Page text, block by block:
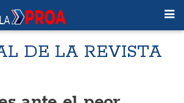
DE LA REVISTA